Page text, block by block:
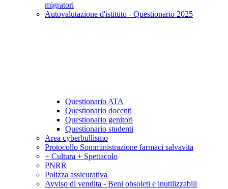
migratori
Autovalutazione d'istituto - Questionario 2025
Questionario ATA
Questionario docenti
Questionario genitori
Questionario studenti
Area cyberbullismo
Protocollo Somministrazione farmaci salvavita
+ Cultura + Spettacolo
PNRR
Polizza assicurativa
Avviso di vendita - Beni obsoleti e inutilizzabili